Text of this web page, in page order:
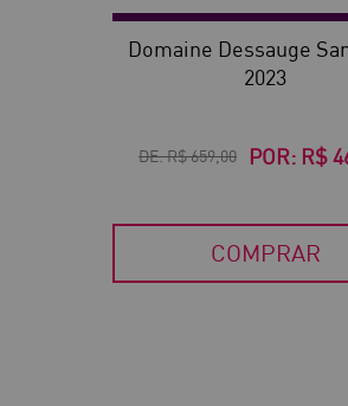
Domaine Dessauge
2023
DE:R$ 659,00 POR: R$
COMPRAR